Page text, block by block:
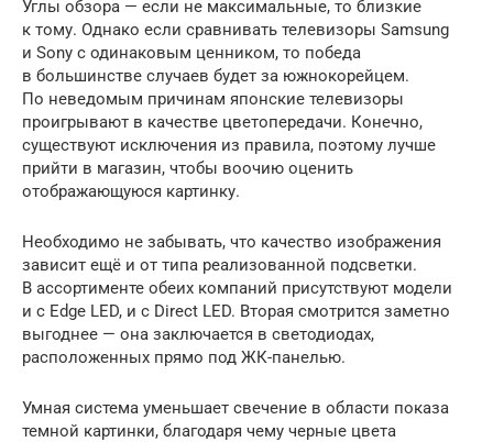
Углы обзора — если не максимальные, то близкие
к тому. Однако если сравнивать телевизоры Samsung
и Sony с одинаковым ценником, то победа
в большинстве случаев будет за южнокорейцем.
По неведомым причинам японские телевизоры
проигрывают в качестве цветопередачи. Конечно,
существуют исключения из правила, поэтому лучше
прийти в магазин, чтобы воочию оценить
отображающуюся картинку.
Необходимо не забывать, что качество изображения
зависит ещё и от типа реализованной подсветки.
В ассортименте обеих компаний присутствуют модели
и с Edge LED, и с Direct LED. Вторая смотрится заметно
выгоднее — она заключается в светодиодах,
расположенных прямо под ЖК-панелью.
Умная система уменьшает свечение в области показа
темной картинки, благодаря чему черные цвета